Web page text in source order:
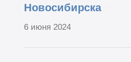
Новосибирска
6 июня 2024